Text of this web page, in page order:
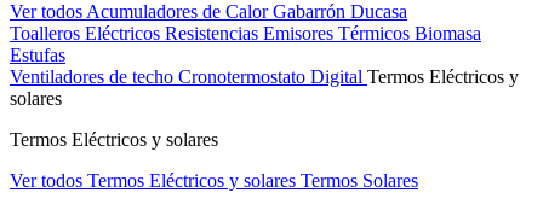
Ver todos Acumuladores de CalorGabarrón Ducasa
Toalleros Eléctricos Resistencias Emisores Térmicos Biomasa
Estufas
Ventiladores de techo Cronotermostato Digital Termos Eléctricos y
solares
Termos Eléctricos y solares
Ver todos Termos Eléctricos y solares Termos Solares